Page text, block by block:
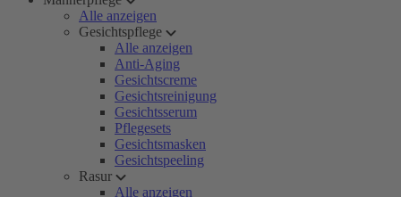
Alle anzeigen
Gesichtspflege
Alle anzeigen
Anti-Aging
Gesichtscreme
Gesichtsreinigung
Gesichtsserum
Pflegesets
Gesichtsmasken
Gesichtspeeling
Rasur
Alle anzeigen